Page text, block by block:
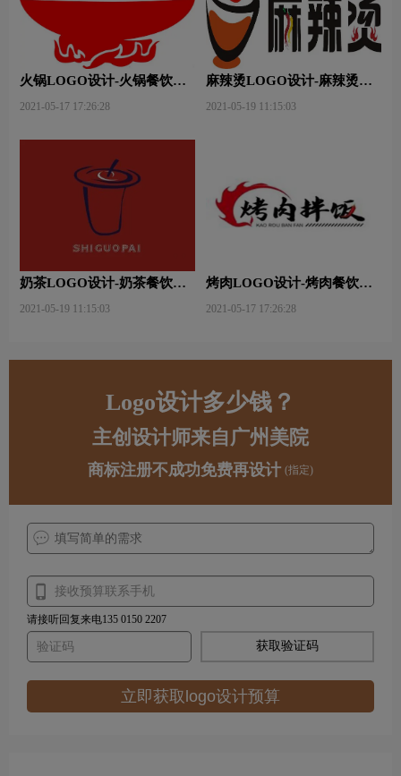
火锅LOGO设计-火锅餐饮连
2021-05-17 17:26:28
麻辣烫LOGO设计-麻辣烫餐
2021-05-19 11:15:03
奶茶LOGO设计-奶茶餐饮连
2021-05-19 11:15:03
烤肉LOGO设计-烤肉餐饮连
2021-05-17 17:26:28
Logo设计多少钱？
主创设计师来自广州美院
商标注册不成功免费再设计 (指定)
请接听回复来电135 0150 2207
获取验证码
立即获取logo设计预算